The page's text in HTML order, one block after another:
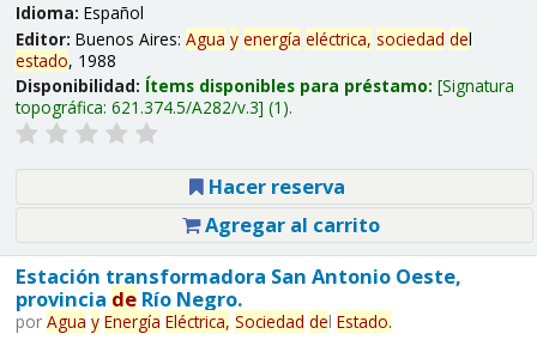
Idioma: Español
Editor: Buenos Aires: Agua y energía eléctrica, sociedad del
estado, 1988
Disponibilidad: Ítems disponibles para préstamo: Signatura
topográfica: 621.374.5/A282/v.3 (1).
Hacer reserva
Agregar al carrito
Estación transformadora San Antonio Oeste,
provincia deRío Negro.
por Agua y Energía Eléctrica, Sociedad del Estado.